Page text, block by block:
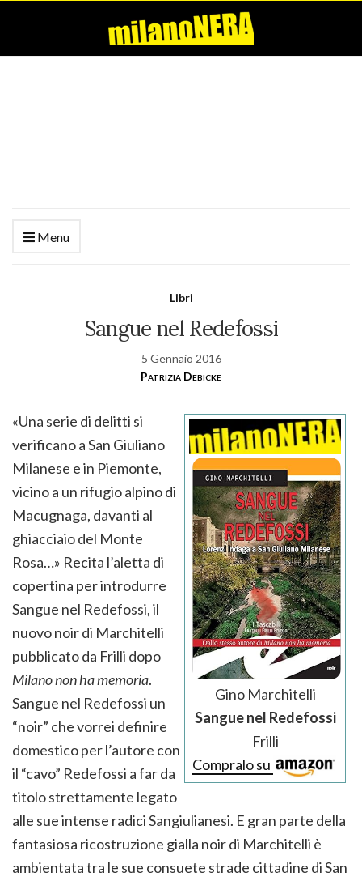
Menu
Libri
Sangue nel Redefossi
5 Gennaio 2016
Patrizia Debicke
Gino Marchitelli
Sangue nel Redefossi
Frilli
Compralo su
«Una serie di delitti si
verificano a San Giuliano
Milanese e in Piemonte,
vicino a un rifugio alpino di
Macugnaga, davanti al
ghiacciaio del Monte
Rosa…» Recita l’aletta di
copertina per introdurre
Sangue nel Redefossi, il
nuovo noir di Marchitelli
pubblicato da Frilli dopo
Milano non ha memoria.
Sangue nel Redefossi un
“noir” che vorrei definire
domestico per l’autore con
il “cavo” Redefossi a far da
titolo strettamente legato
alle sue intense radici Sangiulianesi. E gran parte della
fantasiosa ricostruzione gialla noir di Marchitelli è
ambientata tra le sue consuete strade cittadine di San